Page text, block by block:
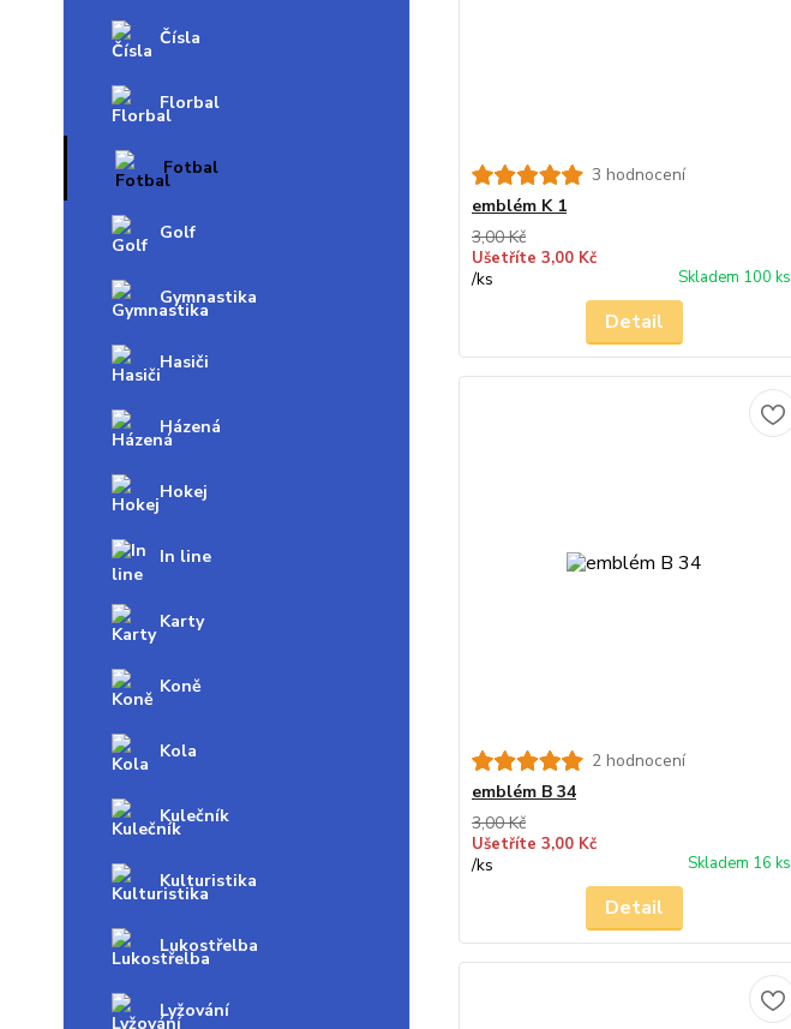
Čísla
Florbal
Fotbal
Golf
Gymnastika
Hasiči
Házená
Hokej
In line
Karty
Koně
Kola
Kulečník
Kulturistika
Lukostřelba
Lyžování
3 hodnocení
emblém K 1
3,00 Kč
Ušetříte 3,00 Kč
/ks Skladem 100 ks
Detail
2 hodnocení
emblém B 34
3,00 Kč
Ušetříte 3,00 Kč
/ks Skladem 16 ks
Detail